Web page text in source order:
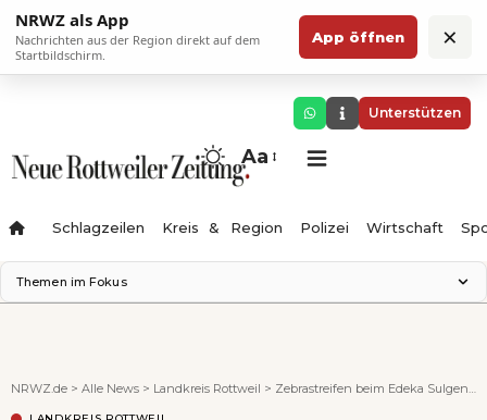
NRWZ als App
Nachrichten aus der Region direkt auf dem
Startbildschirm.
App öffnen ×
Unterstützen
Aa
Schlagzeilen Kreis & Region Polizei Wirtschaft
Themen im Fokus
Ferienzauber '26
NRWZ.de > Alle News > Landkreis Rottweil > Zebrastreifen beim Edeka Sulgen erhält Landesförderung